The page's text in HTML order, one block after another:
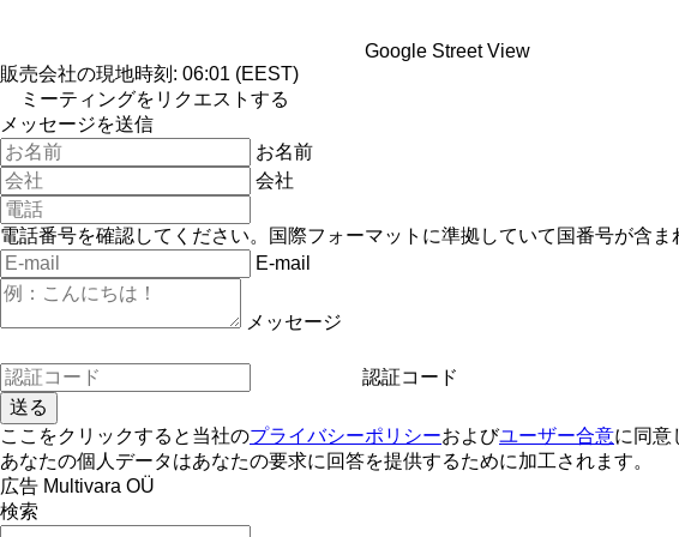
Google Street View
販売会社の現地時刻: 06:01 (EEST)
ミーティングをリクエストする
メッセージを送信
お名前
会社
電話番号を確認してください。国際フォーマットに準拠していて国番号が含ま
E-mail
メッセージ
認証コード
ここをクリックすると当社のプライバシーポリシーおよびユーザー合意に同意
あなたの個人データはあなたの要求に回答を提供するために加工されます。
広告 Multivara OÜ
検索